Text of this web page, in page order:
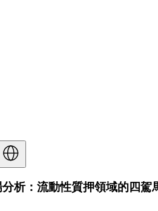
析：流動性質押領域的四駕